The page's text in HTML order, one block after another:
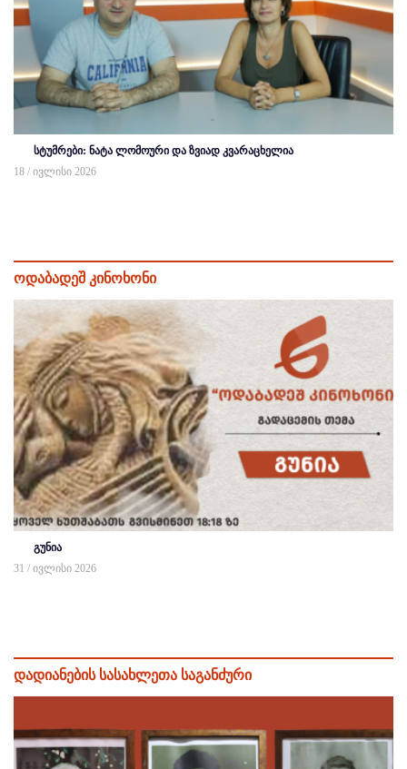
სტუმრები: ნატა ლომოური და ზვიად კვარაცხელია
18 / ივლისი 2026
ოდაბადეშ კინოხონი
გუნია
31 / ივლისი 2026
დადიანების სასახლეთა საგანძური